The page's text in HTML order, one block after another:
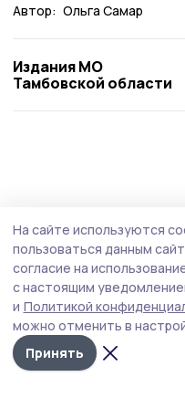
Автор: Ольга Самар
Издания МО
Тамбовской области
На сайте используются
пользоваться данным
согласие на
с настоящим
и Политикой
можно отменить в
Принять